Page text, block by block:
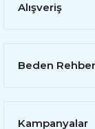
Alışveriş
Beden
Kampanyalar